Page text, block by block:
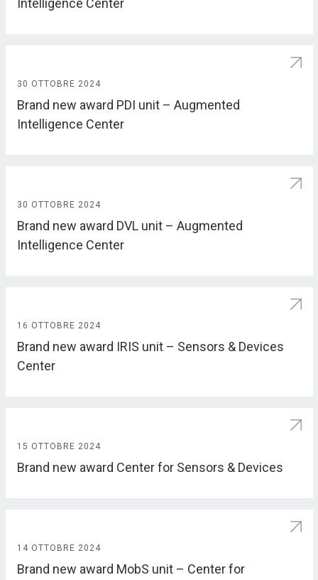
Intelligence Center
30 OTTOBRE 2024
Brand new award PDI unit – Augmented
Intelligence Center
30 OTTOBRE 2024
Brand new award DVL unit – Augmented
Intelligence Center
16 OTTOBRE 2024
Brand new award IRIS unit – Sensors & Devices
Center
15 OTTOBRE 2024
Brand new award Center for Sensors & Devices
14 OTTOBRE 2024
Brand new award MobS unit – Center for